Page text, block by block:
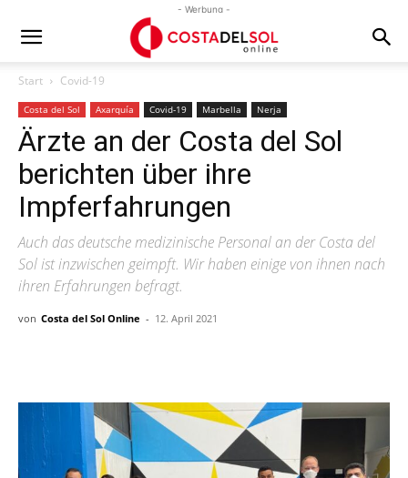
- Werbung -
Start Covid-19
Costa del Sol Axarquía Covid-19 Marbella Nerja
Ärzte an der Costa del Sol
berichten über ihre
Impferfahrungen
Auch das deutsche medizinische Personal an der Costa del
Sol ist inzwischen geimpft. Wir haben einige von ihnen nach
ihren Erfahrungen befragt.
von Costa del Sol Online - 12. April 2021